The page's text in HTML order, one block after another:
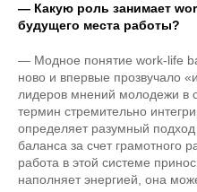
— Какую роль занимает
будущего места работы?
— Модное понятие work-life
ново и впервые прозвучало
лидеров мнений молодежи в
термин стремительно
определяет разумный
баланса за счет грамотного
работа в этой системе
наполняет энергией, она